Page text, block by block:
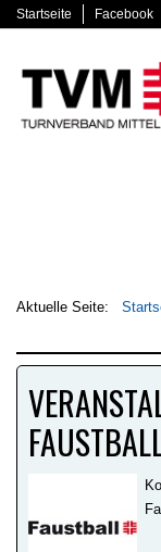
Startseite Facebook
Aktuelle Seite: